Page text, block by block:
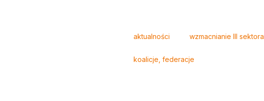
aktualności wzmacnianie III sektora
koalicje, federacje